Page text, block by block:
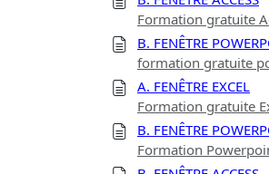
Formation gratuite
B. FENÊTRE
formation gratuite
A. FENÊTRE EXCEL
Formation gratuite
B. FENÊTRE
Formation